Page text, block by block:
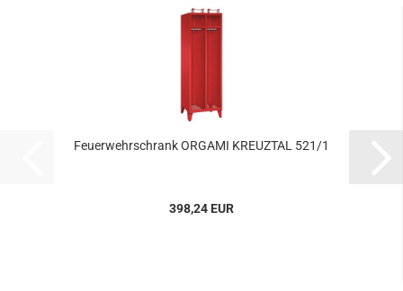
Feu­er­wehr­schrank OR­GA­MI KREUZ­TAL 521/1
398,24 EUR